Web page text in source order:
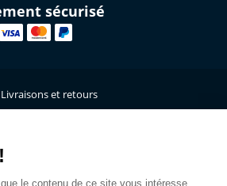
sécurisé
Livraisons et retours
Qui sommes-nous ?
le contenu de ce site vous intéresse